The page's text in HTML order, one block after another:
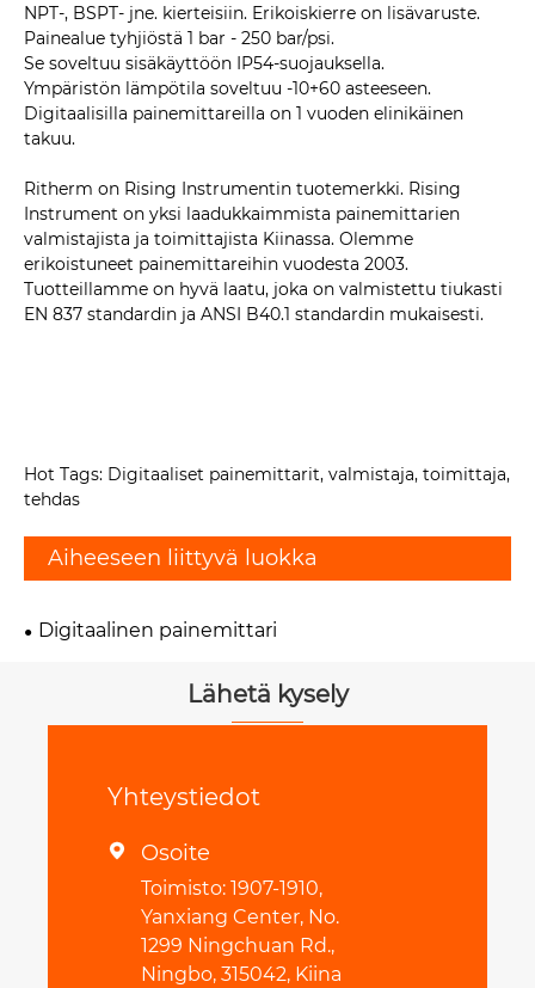
NPT-, BSPT- jne. kierteisiin. Erikoiskierre on lisävaruste.
Painealue tyhjiöstä 1 bar - 250 bar/psi.
Se soveltuu sisäkäyttöön IP54-suojauksella.
Ympäristön lämpötila soveltuu -10+60 asteeseen.
Digitaalisilla painemittareilla on 1 vuoden elinikäinen
takuu.
Ritherm on Rising Instrumentin tuotemerkki. Rising
Instrument on yksi laadukkaimmista painemittarien
valmistajista ja toimittajista Kiinassa. Olemme
erikoistuneet painemittareihin vuodesta 2003.
Tuotteillamme on hyvä laatu, joka on valmistettu tiukasti
EN 837 standardin ja ANSI B40.1 standardin mukaisesti.
Hot Tags: Digitaaliset painemittarit, valmistaja, toimittaja,
tehdas
Aiheeseen liittyvä luokka
Digitaalinen painemittari
Lähetä kysely
Yhteystiedot
 Osoite
Toimisto: 1907-1910,
Yanxiang Center, No.
1299 Ningchuan Rd.,
Ningbo, 315042, Kiina